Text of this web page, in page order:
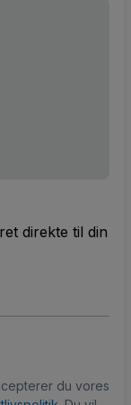
direkte til din
du vores